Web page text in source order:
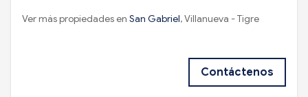
Ver más propiedades en San Gabriel, Villanueva - Tigre
Contáctenos